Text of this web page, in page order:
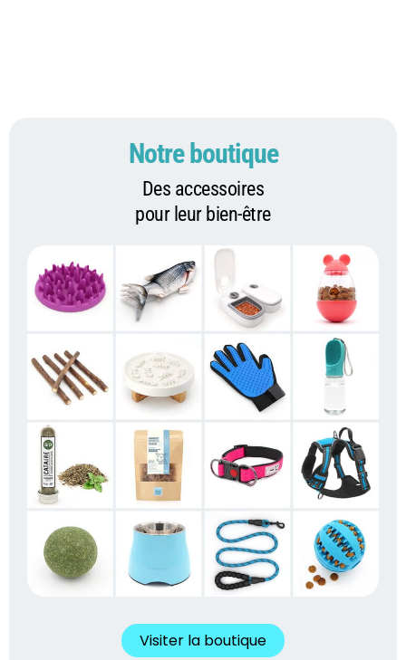
Notre boutique
Des accessoires
pour leur bien-être
Visiter la boutique